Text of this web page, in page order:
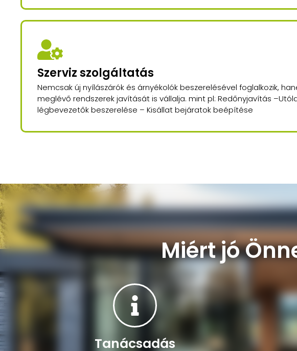
Szerviz szolgáltatás
Nemcsak új nyílászárók és árnyékolók beszerelésével foglalkozik,
meglévő rendszerek javítását is vállalja. mint pl: Redőnyjavítás
légbevezetők beszerelése – Kisállat bejáratok beépítése
Miért jó
Tanácsadás